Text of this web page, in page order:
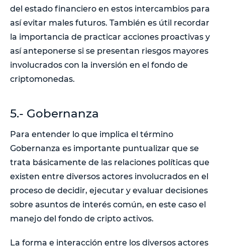
del estado financiero en estos intercambios para
así evitar males futuros. También es útil recordar
la importancia de practicar acciones proactivas y
así anteponerse si se presentan riesgos mayores
involucrados con la inversión en el fondo de
criptomonedas.
5.- Gobernanza
Para entender lo que implica el término
Gobernanza es importante puntualizar que se
trata básicamente de las relaciones políticas que
existen entre diversos actores involucrados en el
proceso de decidir, ejecutar y evaluar decisiones
sobre asuntos de interés común, en este caso el
manejo del fondo de cripto activos.
La forma e interacción entre los diversos actores